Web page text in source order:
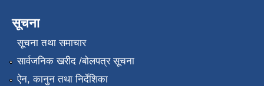
सूचना
सूचना तथा समाचार
सार्वजनिक खरीद /बोलपत्र सूचना
ऐन, कानुन तथा निर्देशिका